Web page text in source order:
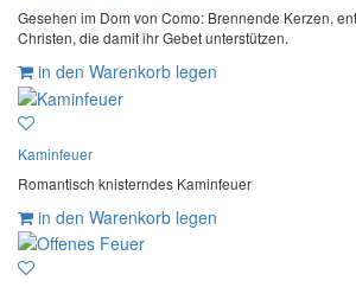
Gesehen im Dom von Como: Brennende Kerzen,
Christen, die damit ihr Gebet unterstützen.
in den Warenkorb legen
Kaminfeuer
Romantisch knisterndes Kaminfeuer
in den Warenkorb legen